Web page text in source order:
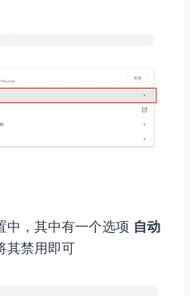
中，其中有一个选项 自动
其禁用即可